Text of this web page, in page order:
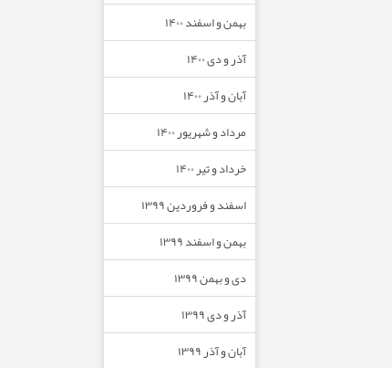
بهمن و اسفند ۱۴۰۰
آذر و دی ۱۴۰۰
آبان و آذر ۱۴۰۰
مرداد و شهریور ۱۴۰۰
خرداد و تیر ۱۴۰۰
اسفند و فروردین ۱۳۹۹
بهمن و اسفند ۱۳۹۹
دی و بهمن ۱۳۹۹
آذر و دی ۱۳۹۹
آبان و آذر ۱۳۹۹